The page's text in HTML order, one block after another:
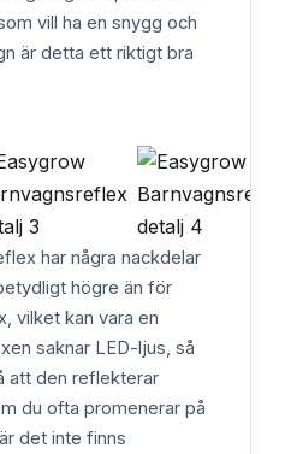
vill ha en snygg och
är detta ett riktigt bra
har några nackdelar
högre än för
vilket kan vara en
saknar LED-ljus, så
att den reflekterar
du ofta promenerar på
det inte finns